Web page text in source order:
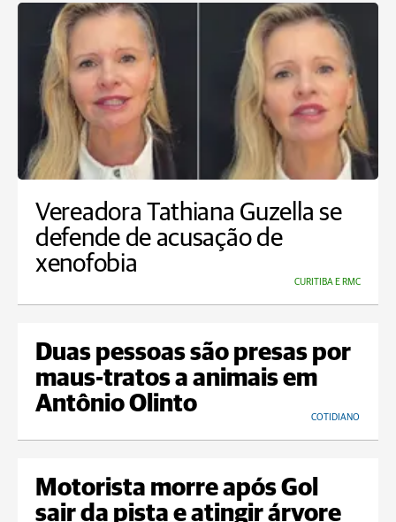
Vereadora Tathiana Guzella se
defende de acusação de
xenofobia
CURITIBA E RMC
Duas pessoas são presas por
maus-tratos a animais em
Antônio Olinto
COTIDIANO
Motorista morre após Gol
sair da pista e atingir árvore